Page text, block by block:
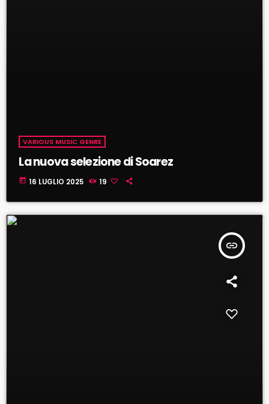
VARIOUS MUSIC GENRE
La nuova selezione di Soarez
today 16 LUGLIO 2025 19
insert_link